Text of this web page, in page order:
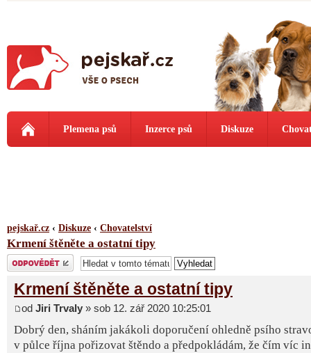
Plemena psů Inzerce psů Diskuze
pejskař.cz ‹ Diskuze ‹ Chovatelství
Krmení štěněte a ostatní tipy
Odeslat odpověď
Krmení štěněte a ostatní tipy
od Jiri Trvaly » sob 12. zář 2020 10:25:01
Dobrý den, sháním jakákoli doporučení ohledně psího
v půlce října pořizovat štěndo a předpokládám, že čím víc